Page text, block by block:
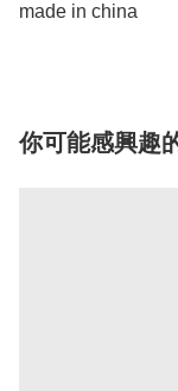
made in china
你可能感興趣